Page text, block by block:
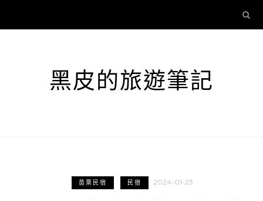
黑皮的旅遊筆記
苗栗民宿 民宿 2024-01-23